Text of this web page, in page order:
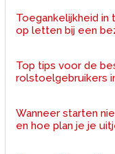
Toegankelijkheid in
op letten bij een
Top tips voor de
rolstoelgebruikers
Wanneer starten
en hoe plan je je